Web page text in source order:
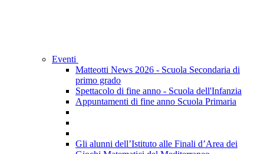
Eventi
Matteotti News 2026 - Scuola Secondaria di
primo grado
Spettacolo di fine anno - Scuola dell'Infanzia
Appuntamenti di fine anno Scuola Primaria
Gli alunni dell’Istituto alle Finali d’Area dei